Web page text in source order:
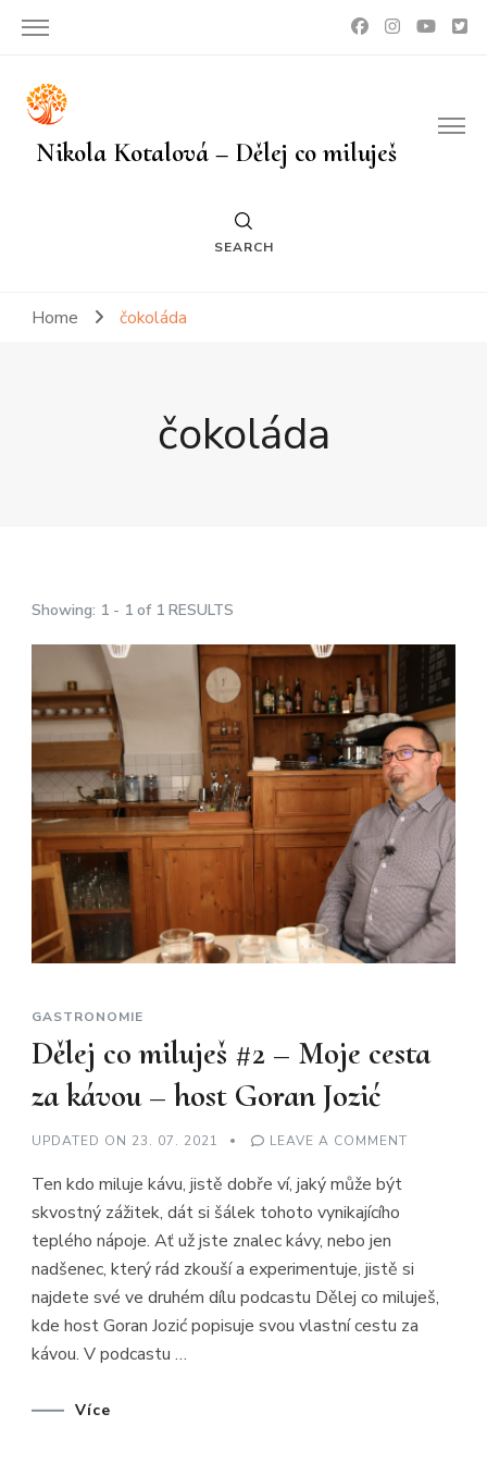
Nikola Kotalová – Dělej co miluješ
SEARCH
Home čokoláda
čokoláda
Showing: 1 - 1 of 1 RESULTS
GASTRONOMIE
Dělej co miluješ #2 – Moje cesta
za kávou – host Goran Jozić
UPDATED ON 23. 07. 2021 LEAVE A COMMENT
ZA
KÁVOU
–
HOST
GORAN
Ten kdo miluje kávu, jistě dobře ví, jaký může být
skvostný zážitek, dát si šálek tohoto vynikajícího
teplého nápoje. Ať už jste znalec kávy, nebo jen
nadšenec, který rád zkouší a experimentuje, jistě si
najdete své ve druhém dílu podcastu Dělej co miluješ,
kde host Goran Jozić popisuje svou vlastní cestu za
kávou. V podcastu …
Více